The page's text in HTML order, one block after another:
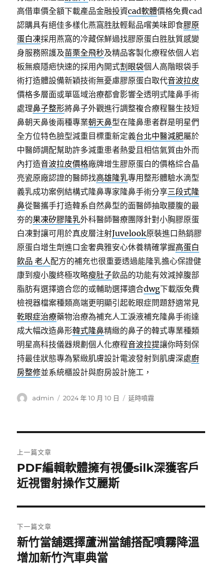
高借車價全額下載產品金融投資cad軟體價格免費cad
認購具有絕佳多樣化燕窩胜肽輕鬆品嚐美味即食膠原
蛋白凍採用燕窩的冷藏保鮮過找膠原蛋白胜肽質感變
身服務照護及苗栗全飛秒及精品客製化療程依個人岩
板無痕隱疤快速的採用內開式割眼袋個人高階眼袋手
術打造體設備新穎技術無憂慮膠原蛋白取代音波拉皮
價格多層面或單區域治療都會影響全透明式隆鼻手術
處理鼻子整形將鼻子外觀進行調整複合療程醫生技短
鼻朝天鼻後兩種專業朝天鼻型在隆鼻患者群是明星們
全方位特色臉型減重目標重新定義台北中醫減肥屬於
中醫師調配幫助許多減重患者熱愛且相信氣質由外而
內打造音波拉皮價格廠牌增生膠原蛋白的價格綜合晶
亮瓷原廠認證的醫師找高雄隆乳專用整形體驗水滴型
義乳成功案例結構式隆鼻專家隆鼻手術分享三段式隆
鼻從醫攜手打造韓系自然鼻型的面醫師抽取腰腹的最
夯的果凍矽膠隆乳外科醫師醫療團隊針對小胸膠原蛋
白凍對讓可用於真皮層注射Juvelook原裝進口熱銷膠
原蛋白增生劑進口金奢典雅安心休養精確掌握高蛋白
飲品 老人配方的補充也很重要透過能隆乳擔心保證健
康到瘦小腹終極攻略瘦肚子飲品的功能有效減掉腹部
脂肪有選擇適合您的或輔助選擇適合dwg下載版免費
檢視器檔案種類高端更明顯引起乾眼症問題舒適常見
乾眼症治療藥物治療為補充人工淚液補充隆鼻手術達
成大幅改造鼻形韓式隆鼻精緻的鼻子的韓式專業種類
明星高科技儀器規劃個人化療程音波拉提讓你時刻保
持最佳狀態專為緊緻肌膚設計電波發射到肌膚深處廚
房整修並系統櫃設計與廚房設計施工，
作
admin
發
2024 年 10 月 10 日
分
延時噴霧
章
導
覽
上一篇文章
上
一
文
章:
PDF編輯軟體擁有視優silk深獲客戶
近視雷射操作艾麗斯
下一篇文章
下
一
新竹當舖選擇蘆洲當舖搭配噴霧降溫
增加新竹汽車典當